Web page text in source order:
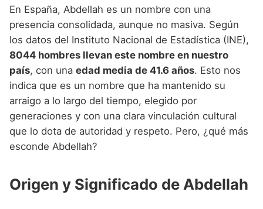
Nombres de niño que empiezan por N
Nombres de niño que empiezan por O
Nombres de niño que empiezan por P
Nombres de niño que empiezan por Q
Nombres de niño que empiezan por R
Nombres de niño que empiezan por S
Nombres de niño que empiezan por U
Nombres de Niño Navarros
Nombres de Niño Riojanos
Nombres de Niño Valencianos
Nombres de Niño Vascos
Nombres de Niño Judíos
Nombres de Niño Marroquíes
Nombres de Niño Portugueses
Nombres de Niño Rumanos
Nombres de Niño Rusos
Nombres de Niño Suecos
En España, Abdellah es un nombre con una
presencia consolidada, aunque no masiva. Según
los datos del Instituto Nacional de Estadística (INE),
8044 hombres llevan este nombre en nuestro
país, con una edad media de 41.6 años. Esto nos
indica que es un nombre que ha mantenido su
arraigo a lo largo del tiempo, elegido por
generaciones y con una clara vinculación cultural
que lo dota de autoridad y respeto. Pero, ¿qué más
esconde Abdellah?
Origen y Significado de Abdellah